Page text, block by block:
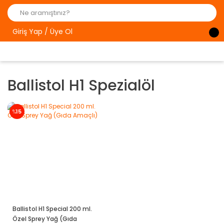
Giriş Yap / Üye Ol
Ballistol H1 Spezialöl
%15
Ballistol H1 Special 200 ml.
Özel Sprey Yağ (Gıda